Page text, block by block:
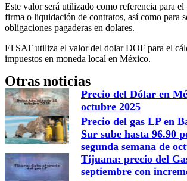
Este valor será utilizado como referencia para el
firma o liquidación de contratos, así como para
obligaciones pagaderas en dolares.
El SAT utiliza el valor del dolar DOF para el
impuestos en moneda local en México.
Otras noticias
Precio del Dólar en
octubre 2025
Precio del gas LP en
Sur sube hasta 96.90
segunda semana de
Tijuana: precio del
septiembre con